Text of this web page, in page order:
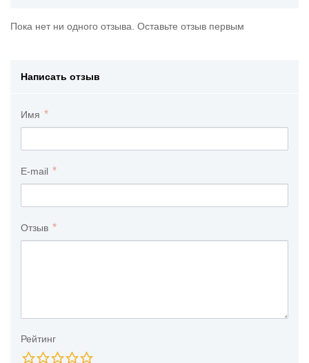
Пока нет ни одного отзыва. Оставьте отзыв первым
Написать отзыв
Имя
E-mail
Отзыв
Рейтинг